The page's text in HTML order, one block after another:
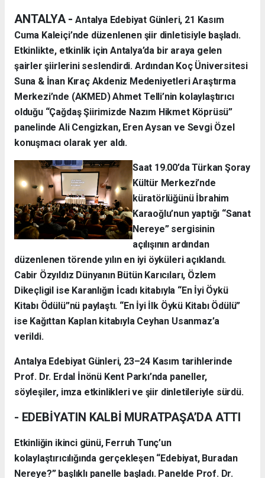
ANTALYA - Antalya Edebiyat Günleri, 21 Kasım
Cuma Kaleiçi’nde düzenlenen şiir dinletisiyle başladı.
Etkinlikte, etkinlik için Antalya’da bir araya gelen
şairler şiirlerini seslendirdi. Ardından Koç Üniversitesi
Suna & İnan Kıraç Akdeniz Medeniyetleri Araştırma
Merkezi’nde (AKMED) Ahmet Telli’nin kolaylaştırıcı
olduğu “Çağdaş Şiirimizde Nazım Hikmet Köprüsü”
panelinde Ali Cengizkan, Eren Aysan ve Sevgi Özel
konuşmacı olarak yer aldı.
Saat 19.00’da Türkan Şoray
Kültür Merkezi’nde
küratörlüğünü İbrahim
Karaoğlu’nun yaptığı “Sanat
Nereye” sergisinin
açılışının ardından
düzenlenen törende yılın en iyi öyküleri açıklandı.
Cabir Özyıldız Dünyanın Bütün Karıcıları, Özlem
Dikeçligil ise Karanlığın İcadı kitabıyla “En İyi Öykü
Kitabı Ödülü”nü paylaştı. “En İyi İlk Öykü Kitabı Ödülü”
ise Kağıttan Kaplan kitabıyla Ceyhan Usanmaz’a
verildi.
Antalya Edebiyat Günleri, 23–24 Kasım tarihlerinde
Prof. Dr. Erdal İnönü Kent Parkı’nda paneller,
söyleşiler, imza etkinlikleri ve şiir dinletileriyle sürdü.
- EDEBİYATIN KALBİ MURATPAŞA’DA ATTI
Etkinliğin ikinci günü, Ferruh Tunç’un
kolaylaştırıcılığında gerçekleşen “Edebiyat, Buradan
Nereye?” başlıklı panelle başladı. Panelde Prof. Dr.